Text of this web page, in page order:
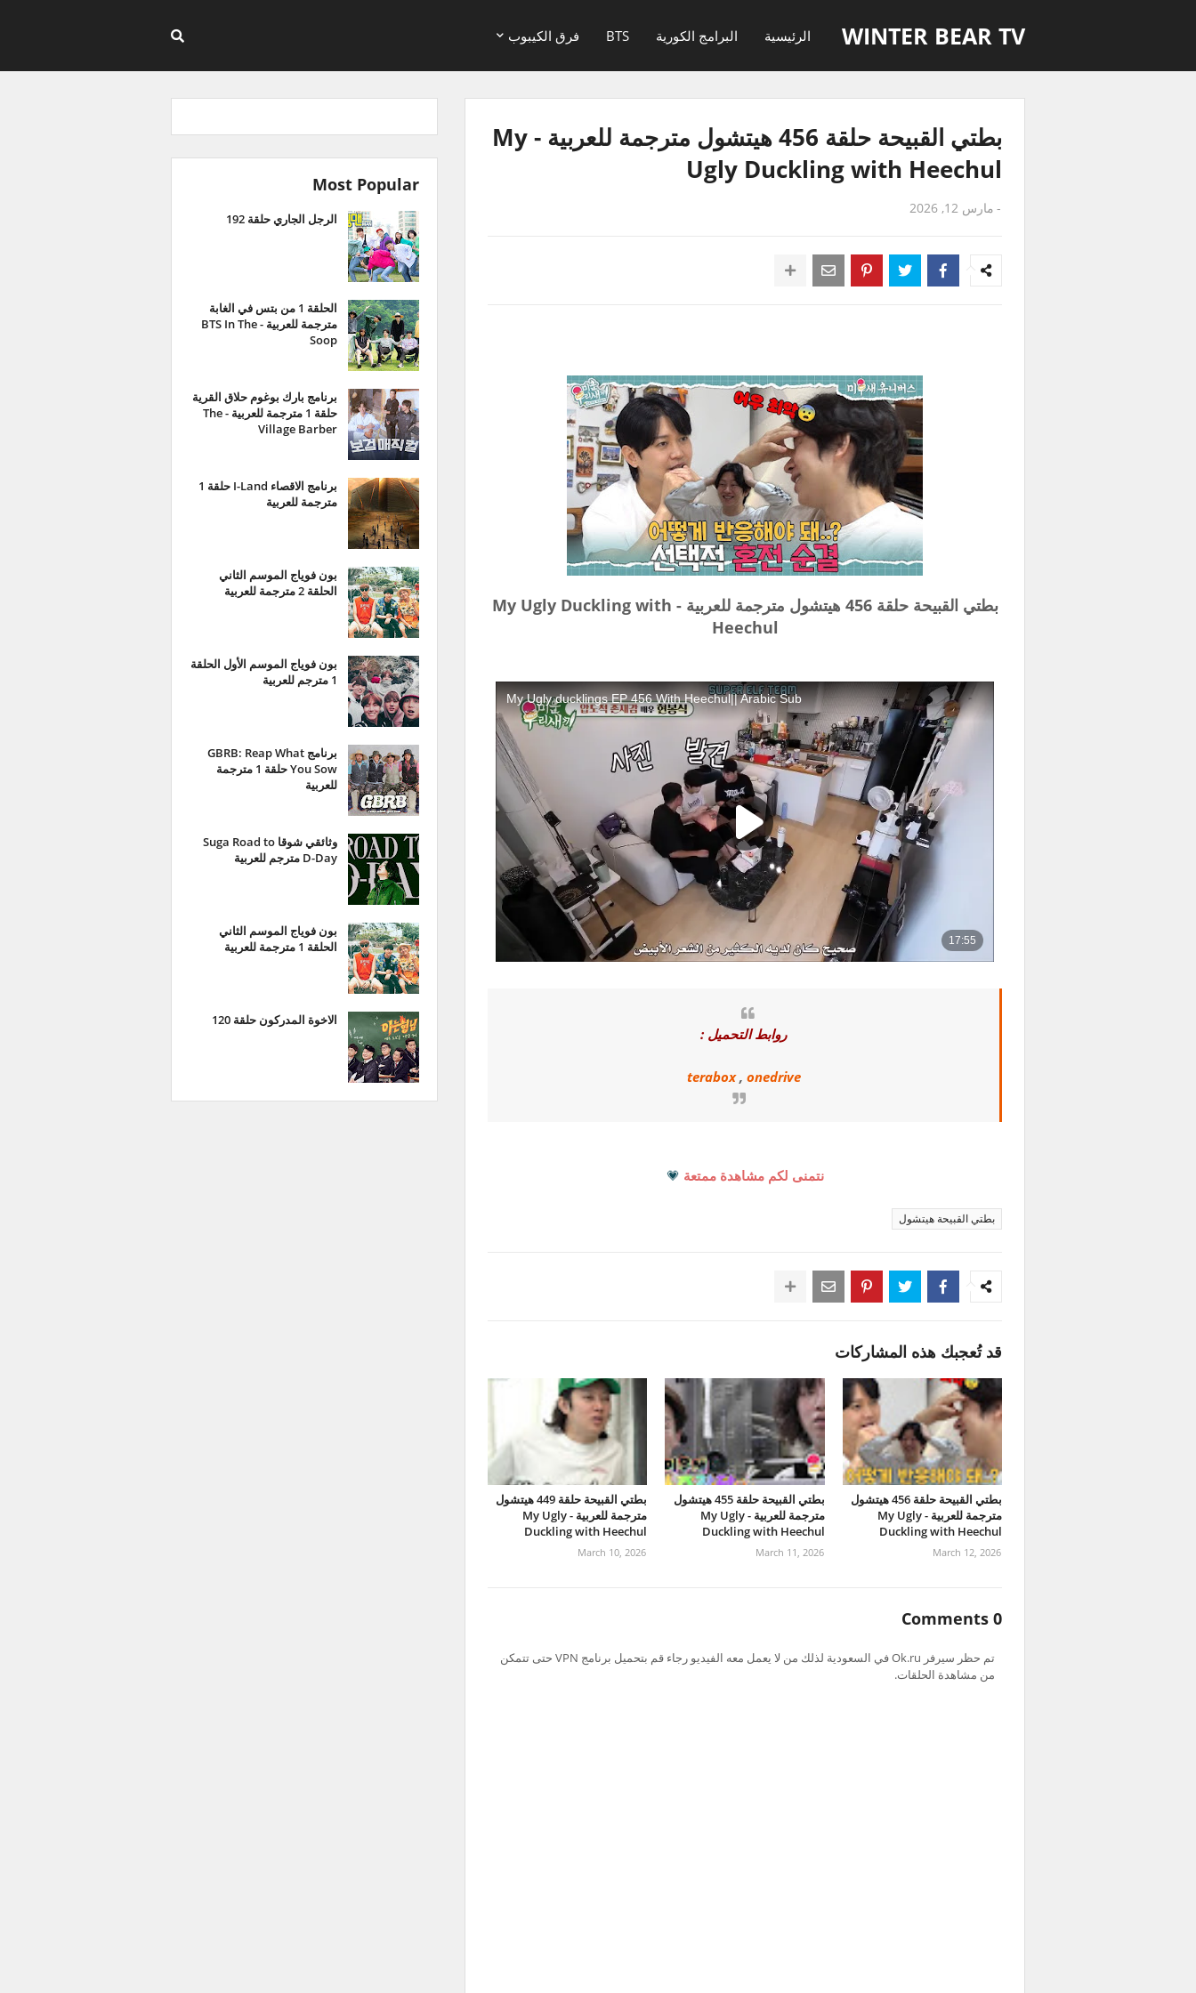
WINTER BEAR TV الرئيسية البرامج الكورية BTS فرق الكيبوب
بطتي القبيحة حلقة 456 هيتشول مترجمة للعربية - My
Ugly Duckling with Heechul
- مارس 12, 2026
بطتي القبيحة حلقة 456 هيتشول مترجمة للعربية - My Ugly Duckling with
Heechul
روابط التحميل :
terabox, onedrive
نتمنى لكم مشاهدة ممتعة 💗
بطتي القبيحة هيتشول
قد تُعجبك هذه المشاركات
بطتي القبيحة حلقة 456 هيتشول
مترجمة للعربية - My Ugly
Duckling with Heechul
March 12, 2026
بطتي القبيحة حلقة 455 هيتشول
مترجمة للعربية - My Ugly
Duckling with Heechul
March 11, 2026
بطتي القبيحة حلقة 449 هيتشول
مترجمة للعربية - My Ugly
Duckling with Heechul
March 10, 2026
0 Comments
تم حظر سيرفر Ok.ru في السعودية لذلك من لا يعمل معه الفيديو رجاء قم بتحميل برنامج VPN حتى تتمكن
من مشاهدة الحلقات.
Most Popular
الرجل الجاري حلقة 192
الحلقة 1 من بتس في الغابة
مترجمة للعربية - BTS In The
Soop
برنامج بارك بوغوم حلاق القرية
حلقة 1 مترجمة للعربية - The
Village Barber
برنامج الاقصاء I-Land حلقة 1
مترجمة للعربية
بون فوياج الموسم الثاني
الحلقة 2 مترجمة للعربية
بون فوياج الموسم الأول الحلقة
1 مترجم للعربية
برنامج GBRB: Reap What
You Sow حلقة 1 مترجمة
للعربية
وثائقي شوقا Suga Road to
D-Day مترجم للعربية
بون فوياج الموسم الثاني
الحلقة 1 مترجمة للعربية
الاخوة المدركون حلقة 120